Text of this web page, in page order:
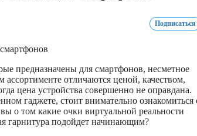
Подписаться
предназначены для смартфонов, несметное
отличаются ценой, качеством,
цена устройства совершенно не оправдана.
гаджете, стоит внимательно ознакомиться
о том какие очки виртуальной реальности
гарнитура подойдет начинающим?